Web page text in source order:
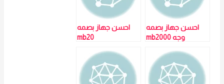
احسن جهاز بصمه
وجه mb2000
احسن جهاز بصمه
mb20